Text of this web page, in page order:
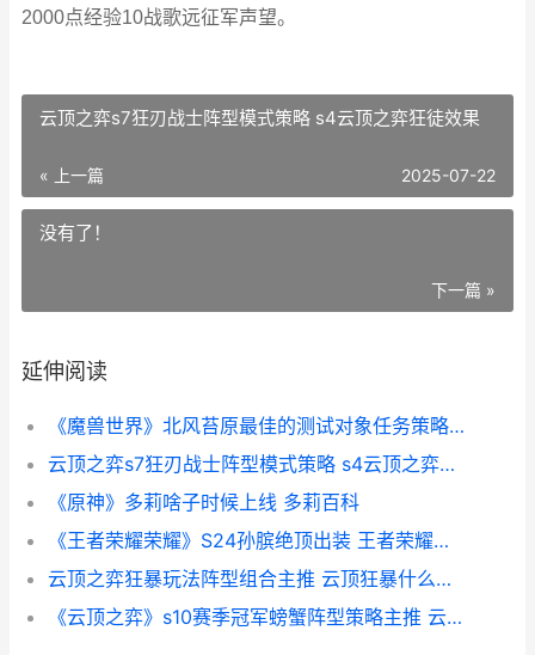
2000点经验10战歌远征军声望。
云顶之弈s7狂刃战士阵型模式策略 s4云顶之弈狂徒效果
« 上一篇 2025-07-22
没有了！
下一篇 »
延伸阅读
《魔兽世界》北风苔原最佳的测试对象任务策略 魔兽世界北郡修道院
云顶之弈s7狂刃战士阵型模式策略 s4云顶之弈狂徒效果
《原神》多莉啥子时候上线 多莉百科
《王者荣耀荣耀》S24孙膑绝顶出装 王者荣耀荣耀典藏皮肤排名
云顶之弈狂暴玩法阵型组合主推 云顶狂暴什么阵容好玩
《云顶之弈》s10赛季冠军螃蟹阵型策略主推 云顶之弈s10什么时候返场